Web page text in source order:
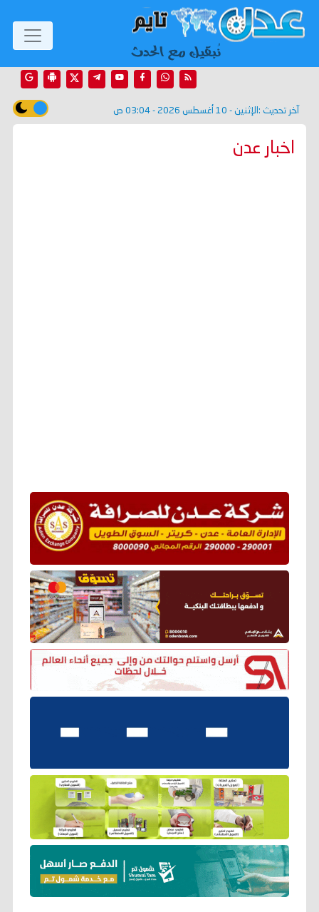
آخر تحديث : الإثنين - 10 أغسطس 2026 - 03:04 ص
اخبار عدن